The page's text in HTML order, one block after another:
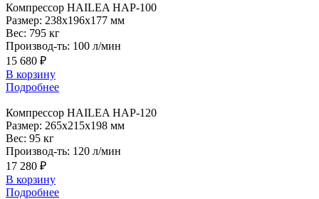
Компрессор HAILEA HAP-100
Размер: 238x196x177 мм
Вес: 795 кг
Производ-ть: 100 л/мин
15 680 ₽
В корзину
Подробнее
Компрессор HAILEA HAP-120
Размер: 265x215x198 мм
Вес: 95 кг
Производ-ть: 120 л/мин
17 280 ₽
В корзину
Подробнее